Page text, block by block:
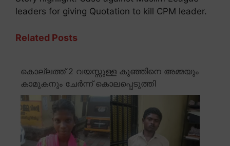
leaders for giving Quotation to kill CPM leader.
Related Posts
കൊല്ലത്ത് 2 വയസ്സുള്ള കുഞ്ഞിനെ അമ്മയും
കാമുകനും ചേർന്ന് കൊലപ്പെടുത്തി